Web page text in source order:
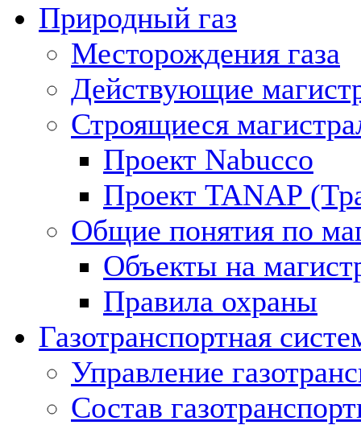
Природный газ
Месторождения газа
Действующие
Строящиеся
Проект Nabucco
Проект TANAP
Общие понятия по
Объекты на
Правила охраны
Газотранспортная
Управление
Состав